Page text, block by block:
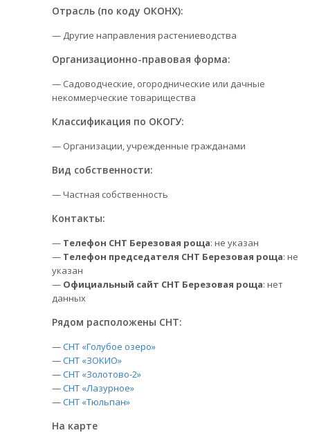
Отрасль (по коду ОКОНХ):
— Другие направления растениеводства
Организационно-правовая форма:
— Садоводческие, огороднические или дачные
некоммерческие товарищества
Классификация по ОКОГУ:
— Организации, учрежденные гражданами
Вид собственности:
— Частная собственность
Контакты:
— Телефон СНТ Березовая роща: не указан
— Телефон председателя СНТ Березовая роща: не
указан
— Официальный сайт СНТ Березовая роща: нет
данных
Рядом расположены СНТ:
—СНТ «Голубое озеро»
—СНТ «ЗОКИО»
—СНТ «Золотово-2»
—СНТ «Лазурное»
—СНТ «Тюльпан»
На карте